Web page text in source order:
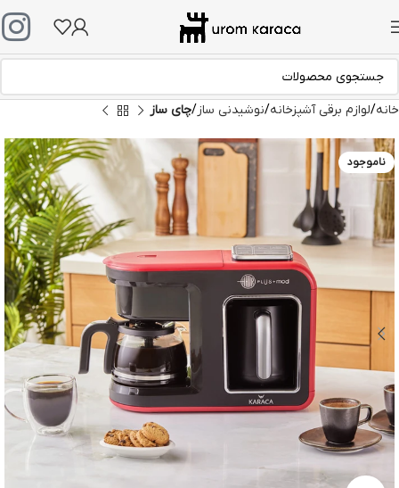
خانه لوازم برقی آشپزخانه نوشیدنی ساز چای ساز
ناموجود